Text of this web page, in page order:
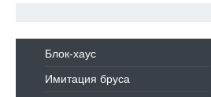
Блок-хаус
Имитация бруса